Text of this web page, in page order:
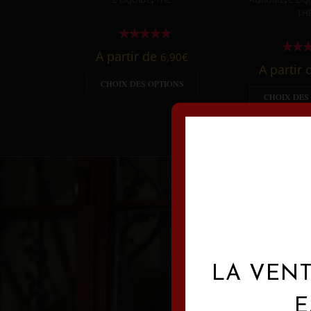
A partir de 6,90€
CHOIX DES OPTIONS
A partir
CHOIX DES
LA